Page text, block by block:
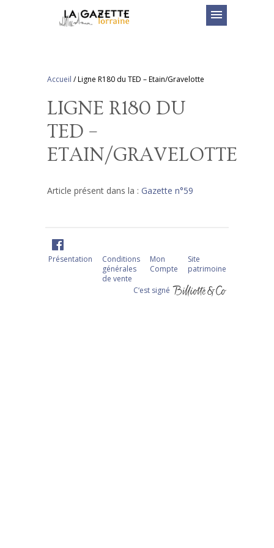
menu
Accueil /Ligne R180 du TED – Etain/Gravelotte
LIGNE R180 DU
TED –
ETAIN/GRAVELOTTE
Article présent dans la : Gazette n°59
Présentation
Conditions
générales
de vente
Mon
Compte
Site
patrimoine
C‘est signé